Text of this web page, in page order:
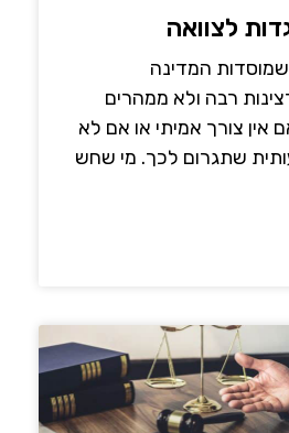
לצוואה
המדינה
רבה ולא ממהרים
אין צורך אמיתי או אם לא
שתגרום לכך. מי שחש